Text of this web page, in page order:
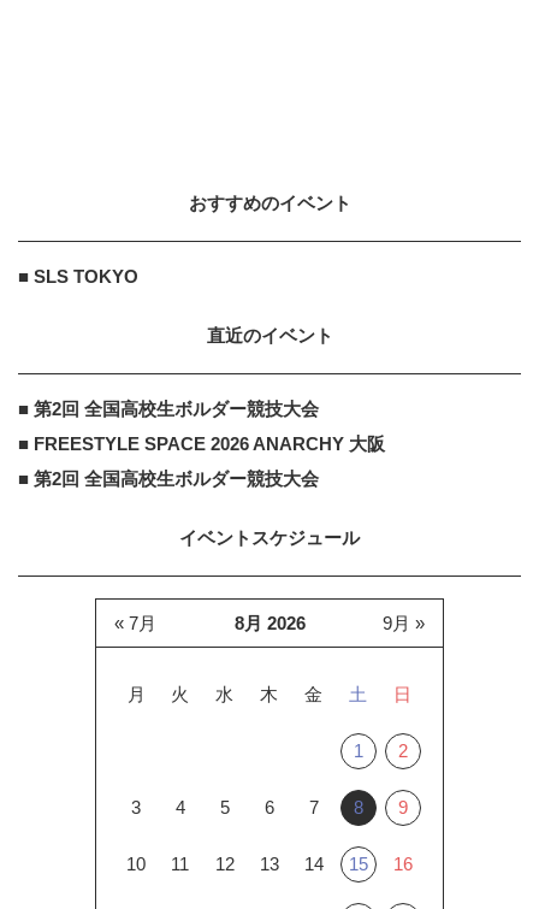
AMAZON
おすすめのイベント
■ SLS TOKYO
直近のイベント
■ 第2回 全国高校生ボルダー競技大会
■ FREESTYLE SPACE 2026 ANARCHY 大阪
■ 第2回 全国高校生ボルダー競技大会
イベントスケジュール
8月 2026
月 火 水 木 金 土 日
1 2
3 4 5 6 7 8 9
10 11 12 13 14 15 16
« 7月 9月 »